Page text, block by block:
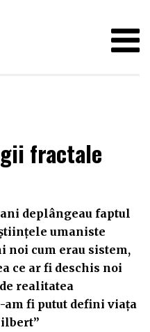
fractale
deplângeau faptul
umaniste
noi cum erau sistem,
ce ar fi deschis noi
realitatea
am fi putut defini viața